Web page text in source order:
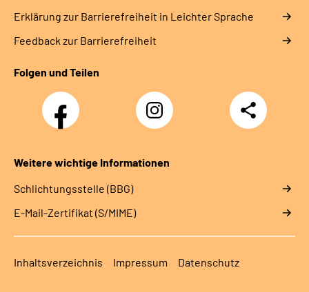
Erklärung zur Barrierefreiheit in Leichter Sprache
Feedback zur Barrierefreiheit
Folgen und Teilen
Facebook Instagram
Teilen
Weitere wichtige Informationen
Schlichtungsstelle (BBG)
E-Mail-Zertifikat (S/MIME)
Inhaltsverzeichnis Impressum Datenschutz